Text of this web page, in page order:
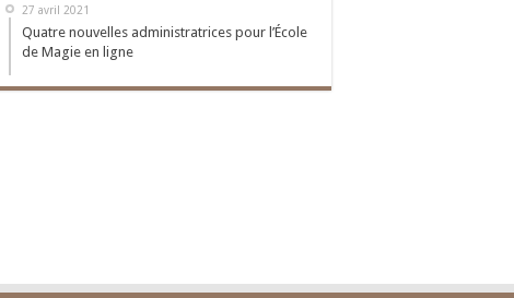
27 avril 2021
Quatre nouvelles administratrices pour l’École
de Magie en ligne